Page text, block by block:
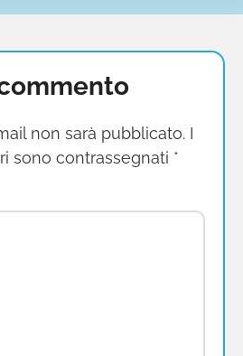
non sarà pubblicato. I
sono contrassegnati *